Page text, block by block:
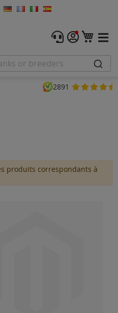
Mon
2891
produits correspondants à